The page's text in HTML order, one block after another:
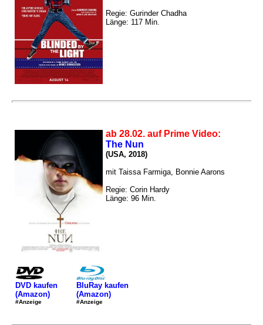
Regie: Gurinder Chadha
Länge: 117 Min.
ab 28.02. auf Prime Video:
The Nun
(USA, 2018)
mit Taissa Farmiga, Bonnie Aarons
Regie: Corin Hardy
Länge: 96 Min.
DVD kaufen
(Amazon)
#Anzeige
BluRay kaufen
(Amazon)
#Anzeige